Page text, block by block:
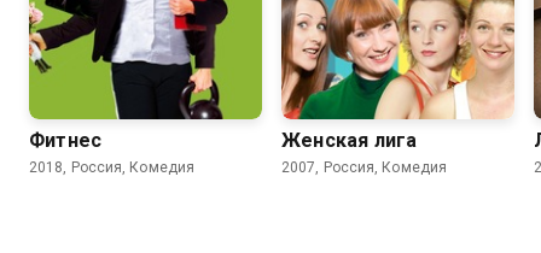
Фитнес
2018, Россия, Комедия
4.2 3.7
Женская лига
2007, Россия, Комедия